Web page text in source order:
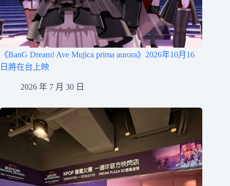
《BanG Dream! Ave Mujica prima aurora》2026年10月16
日將在台上映
2026 年 7 月 30 日